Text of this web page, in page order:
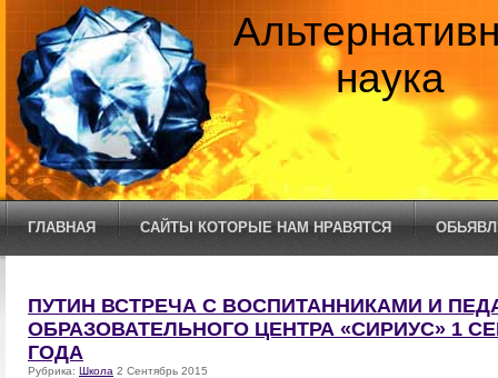
наука
ГЛАВНАЯ САЙТЫ КОТОРЫЕ НАМ НРАВЯТСЯ
ПУТИН ВСТРЕЧА С ВОСПИТАННИКАМИ И
ОБРАЗОВАТЕЛЬНОГО ЦЕНТРА «СИРИУС» 1
ГОДА
Рубрика: Школа 2 Сентябрь 2015